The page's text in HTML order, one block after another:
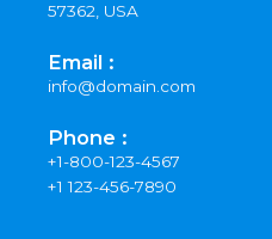
57362, USA
Email :
info@domain.com
Phone :
+1-800-123-4567
+1 123-456-7890